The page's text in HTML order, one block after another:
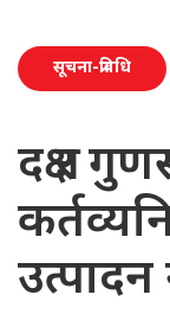
सूचना-प्रविधि
दक्ष र